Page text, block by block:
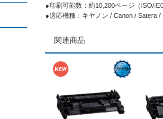
●印刷可能数：約10,200ページ（ISO/
●適応機種：キヤノン / Canon / Satera
関連商品